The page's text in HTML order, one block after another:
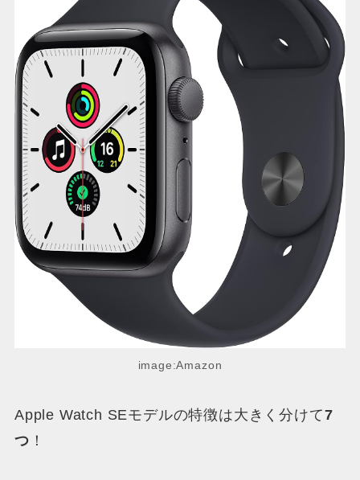
image:Amazon
Apple Watch SEモデルの特徴は大きく分けて7
つ ！